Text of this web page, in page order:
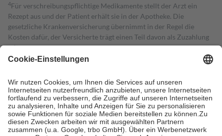
4Für verschreibungspflichtige Medikamente stellt der Arzt ein
Rezept aus und der Patient erhält sie in der Apotheke. Die
gesetzliche Krankenversicherung übernimmt in der Regel die
Kosten dafür, der Versicherte trägt einen Teil davon als Zuzahlung
mit.
Grundsätzlich leisten Mitglieder Zuzahlungen in Höhe von zehn
höchstens zehn Euro.
Es sind jedoch nie mehr als die tatsächlichen
Kosten der Leistung zu entrichten.
Diese Regeln gelten grundsätzlich auch für Online-Apotheken.
Bei Heilmitteln und häuslicher Krankenpflege beträgt die
Zuzahlung zehn Prozent der Kosten sowie zehn Euro je
Verordnung.